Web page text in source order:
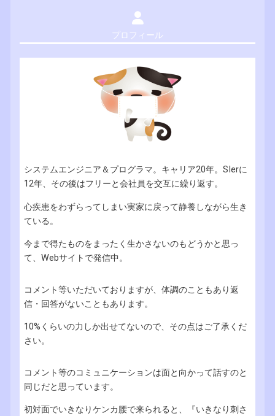
プロフィール
システムエンジニア＆プログラマ。キャリア20年。SIerに
12年、その後はフリーと会社員を交互に繰り返す。
心疾患をわずらってしまい実家に戻って静養しながら生き
ている。
今まで得たものをまったく生かさないのもどうかと思っ
て、Webサイトで発信中。
コメント等いただいておりますが、体調のこともあり返
信・回答がないこともあります。
10%くらいの力しか出せてないので、その点はご了承くだ
さい。
コメント等のコミュニケーションは面と向かって話すのと
同じだと思っています。
初対面でいきなりケンカ腰で来られると、『いきなり刺さ